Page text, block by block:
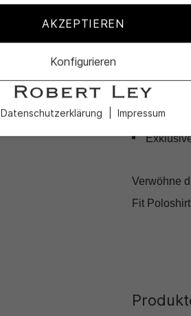
Poloshirt ist
Zeitloses
Ideal für
Verwöhne
Fit
AKZEPTIEREN
Konfigurieren
Datenschutzerklärung Impressum